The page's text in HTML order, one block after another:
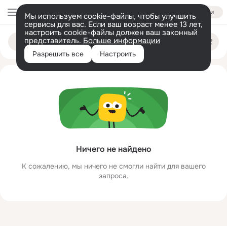
Войти
Мы используем cookie-файлы, чтобы улучшить
сервисы для вас. Если ваш возраст менее 13 лет,
настроить cookie-файлы должен ваш законный
представитель. Больше информации
Разрешить все Настроить
Поиск
svetlana gayday
Ничего не найдено
К сожалению, мы ничего не смогли найти для вашего
запроса.